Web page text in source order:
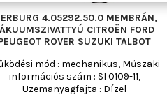
4.05292.50.0 MEMBRÁN,
CITROËN FORD
ROVER SUZUKI TALBOT
mód : mechanikus, Műszaki
információs szám : SI 0109-11,
Üzemanyagfajta : Dízel